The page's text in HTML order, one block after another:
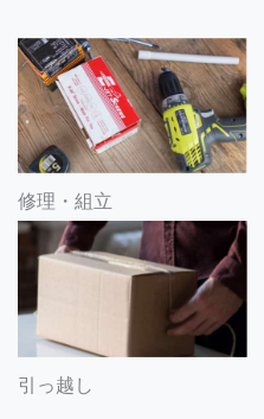
修理・組立
引っ越し